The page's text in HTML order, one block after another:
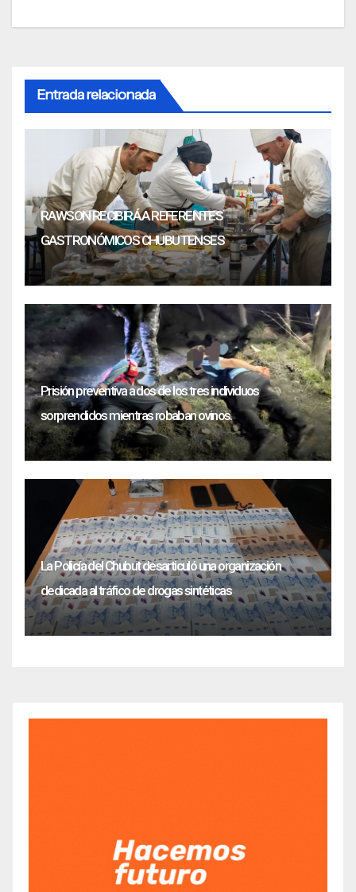
Entrada relacionada
RAWSON RECIBIRÁ A REFERENTES
GASTRONÓMICOS CHUBUTENSES
Prisión preventiva a dos de los tres individuos
sorprendidos mientras robaban ovinos.
La Policía del Chubut desarticuló una organización
dedicada al tráfico de drogas sintéticas